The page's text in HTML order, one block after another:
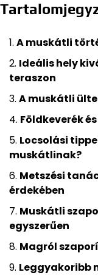
A muskátli
Ideális hely
teraszon
A muskátli
Földkeverék
Locsolási
muskátlinak?
Metszési
érdekében
Muskátli
egyszerűen
Magról
Leggyakoribb